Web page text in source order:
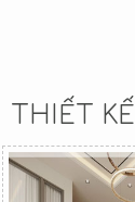
THIẾT